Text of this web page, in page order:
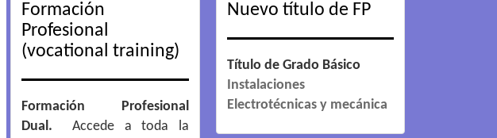
Formación
Profesional
(vocational training)
Formación Profesional
Dual.
Accede a toda la
Nuevo título de FP
Título de Grado Básico
Instalaciones
Electrotécnicas y mecánica